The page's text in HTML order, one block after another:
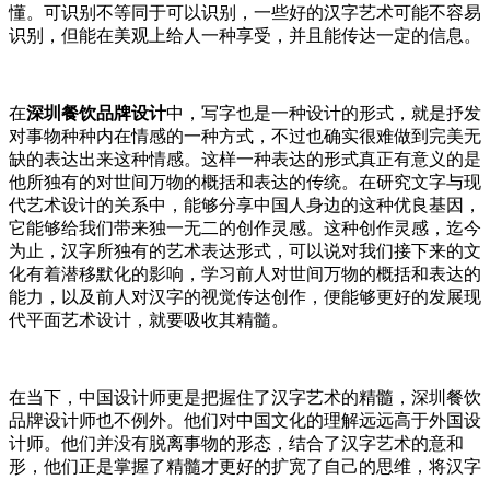
懂。可识别不等同于可以识别，一些好的汉字艺术可能不容易
识别，但能在美观上给人一种享受，并且能传达一定的信息。
在深圳餐饮品牌设计中，写字也是一种设计的形式，就是抒发
对事物种种内在情感的一种方式，不过也确实很难做到完美无
缺的表达出来这种情感。这样一种表达的形式真正有意义的是
他所独有的对世间万物的概括和表达的传统。在研究文字与现
代艺术设计的关系中，能够分享中国人身边的这种优良基因，
它能够给我们带来独一无二的创作灵感。这种创作灵感，迄今
为止，汉字所独有的艺术表达形式，可以说对我们接下来的文
化有着潜移默化的影响，学习前人对世间万物的概括和表达的
能力，以及前人对汉字的视觉传达创作，便能够更好的发展现
代平面艺术设计，就要吸收其精髓。
在当下，中国设计师更是把握住了汉字艺术的精髓，深圳餐饮
品牌设计师也不例外。他们对中国文化的理解远远高于外国设
计师。他们并没有脱离事物的形态，结合了汉字艺术的意和
形，他们正是掌握了精髓才更好的扩宽了自己的思维，将汉字